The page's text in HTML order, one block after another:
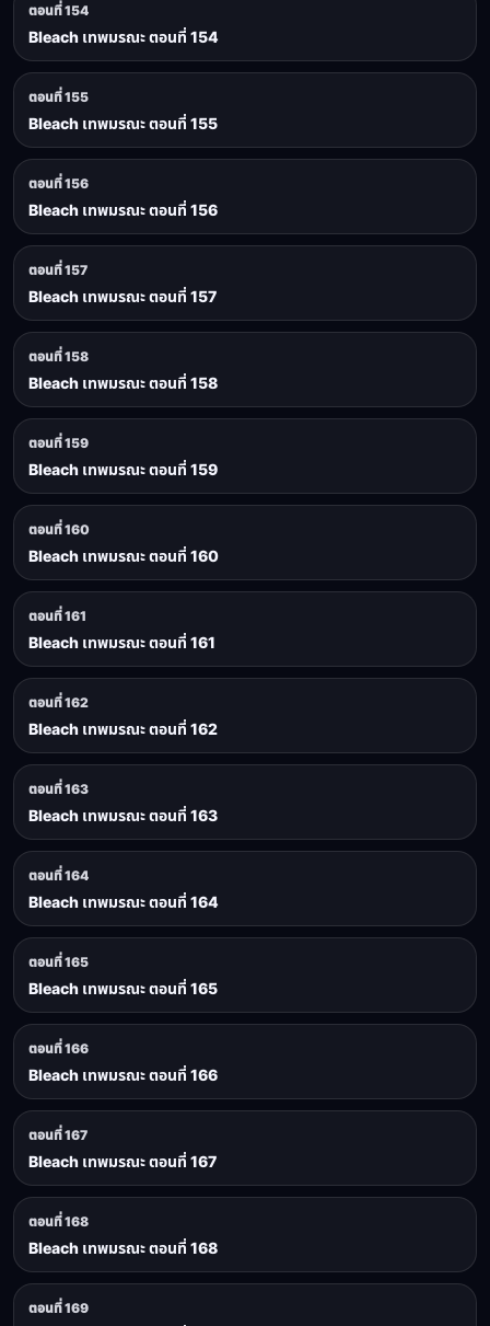
ตอนที่ 154
Bleach เทพมรณะ ตอนที่ 154
ตอนที่ 155
Bleach เทพมรณะ ตอนที่ 155
ตอนที่ 156
Bleach เทพมรณะ ตอนที่ 156
ตอนที่ 157
Bleach เทพมรณะ ตอนที่ 157
ตอนที่ 158
Bleach เทพมรณะ ตอนที่ 158
ตอนที่ 159
Bleach เทพมรณะ ตอนที่ 159
ตอนที่ 160
Bleach เทพมรณะ ตอนที่ 160
ตอนที่ 161
Bleach เทพมรณะ ตอนที่ 161
ตอนที่ 162
Bleach เทพมรณะ ตอนที่ 162
ตอนที่ 163
Bleach เทพมรณะ ตอนที่ 163
ตอนที่ 164
Bleach เทพมรณะ ตอนที่ 164
ตอนที่ 165
Bleach เทพมรณะ ตอนที่ 165
ตอนที่ 166
Bleach เทพมรณะ ตอนที่ 166
ตอนที่ 167
Bleach เทพมรณะ ตอนที่ 167
ตอนที่ 168
Bleach เทพมรณะ ตอนที่ 168
ตอนที่ 169